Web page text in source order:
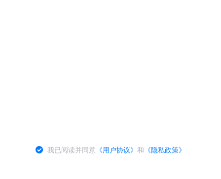
我已阅读并同意 《用户协议》和 《隐私政策》